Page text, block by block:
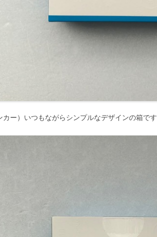
カー）いつもながらシンプルなデザインの箱です